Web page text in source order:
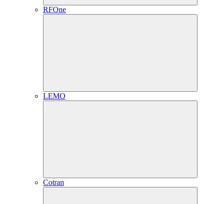
RFOne
LEMO
Cotran